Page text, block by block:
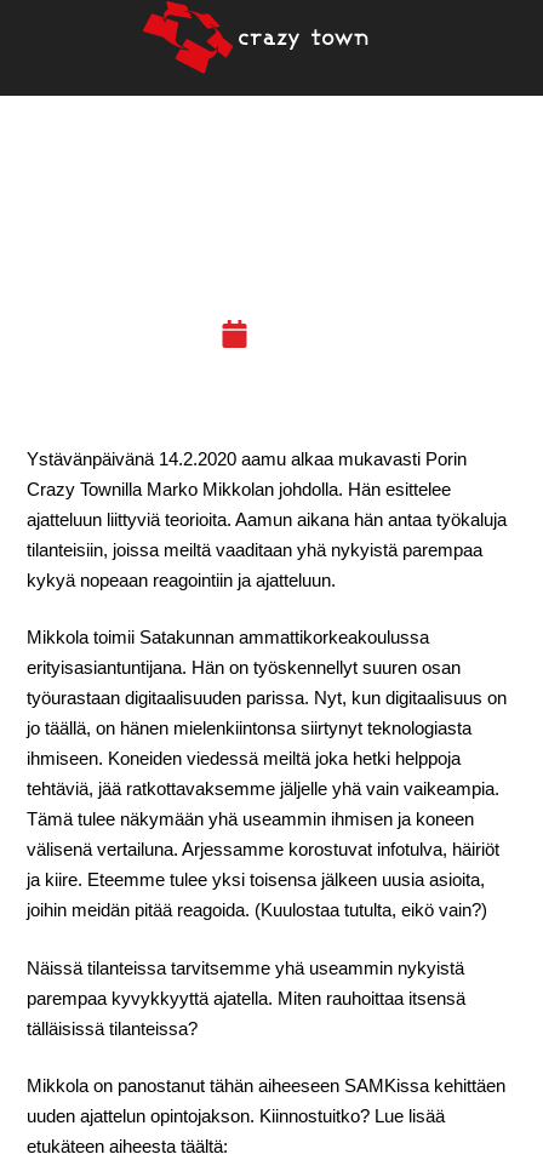
Ystävänpäivänä 14.2.2020 aamu alkaa mukavasti Porin
Crazy Townilla Marko Mikkolan johdolla. Hän esittelee
ajatteluun liittyviä teorioita. Aamun aikana hän antaa työkaluja
tilanteisiin, joissa meiltä vaaditaan yhä nykyistä parempaa
kykyä nopeaan reagointiin ja ajatteluun.
Mikkola toimii Satakunnan ammattikorkeakoulussa
erityisasiantuntijana. Hän on työskennellyt suuren osan
työurastaan digitaalisuuden parissa. Nyt, kun digitaalisuus on
jo täällä, on hänen mielenkiintonsa siirtynyt teknologiasta
ihmiseen. Koneiden viedessä meiltä joka hetki helppoja
tehtäviä, jää ratkottavaksemme jäljelle yhä vain vaikeampia.
Tämä tulee näkymään yhä useammin ihmisen ja koneen
välisenä vertailuna. Arjessamme korostuvat infotulva, häiriöt
ja kiire. Eteemme tulee yksi toisensa jälkeen uusia asioita,
joihin meidän pitää reagoida. (Kuulostaa tutulta, eikö vain?)
Näissä tilanteissa tarvitsemme yhä useammin nykyistä
parempaa kyvykkyyttä ajatella. Miten rauhoittaa itsensä
tälläisissä tilanteissa?
Mikkola on panostanut tähän aiheeseen SAMKissa kehittäen
uuden ajattelun opintojakson. Kiinnostuitko? Lue lisää
etukäteen aiheesta täältä: